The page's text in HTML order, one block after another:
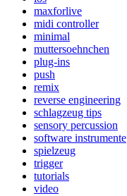
maxforlive
midi controller
minimal
muttersoehnchen
plug-ins
push
remix
reverse engineering
schlagzeug tips
sensory percussion
software instrumente
spielzeug
trigger
tutorials
video